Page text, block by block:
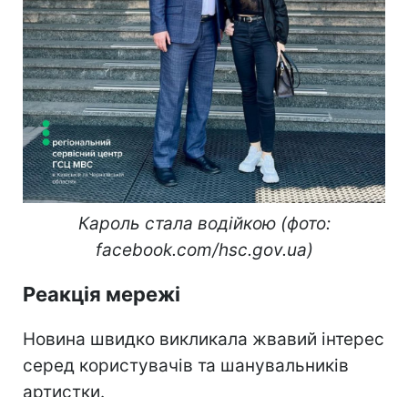
Кароль стала водійкою (фото:
facebook.com/hsc.gov.ua)
Реакція мережі
Новина швидко викликала жвавий інтерес
серед користувачів та шанувальників
артистки.